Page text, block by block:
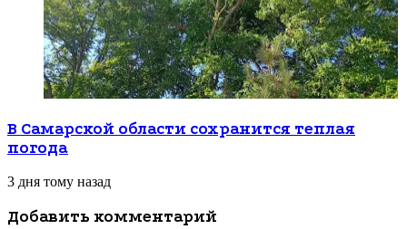
В Самарской области сохранится теплая
погода
3 дня тому назад
Добавить комментарий